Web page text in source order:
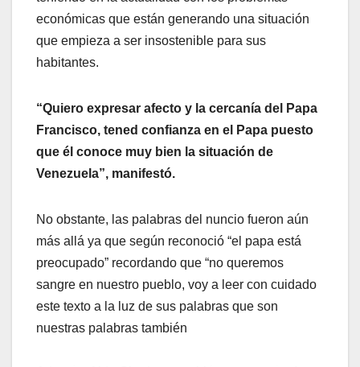
económicas que están generando una situación
que empieza a ser insostenible para sus
habitantes.
“Quiero expresar afecto y la cercanía del Papa
Francisco, tened confianza en el Papa puesto
que él conoce muy bien la situación de
Venezuela”, manifestó.
No obstante, las palabras del nuncio fueron aún
más allá ya que según reconoció “el papa está
preocupado” recordando que “no queremos
sangre en nuestro pueblo, voy a leer con cuidado
este texto a la luz de sus palabras que son
nuestras palabras también